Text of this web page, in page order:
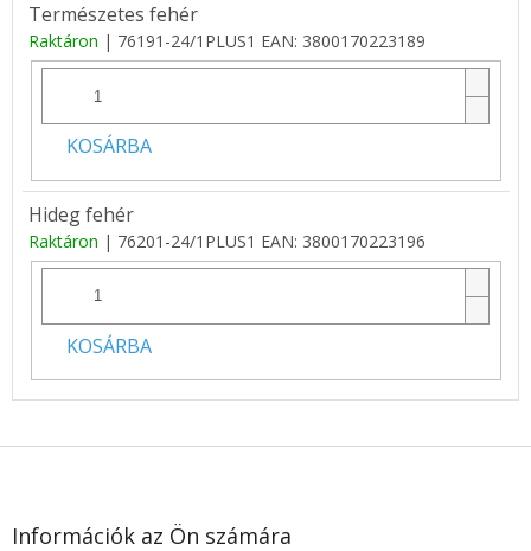
Természetes fehér
Raktáron | 76191-24/1PLUS1 EAN: 3800170223189
KOSÁRBA
Hideg fehér
Raktáron | 76201-24/1PLUS1 EAN: 3800170223196
KOSÁRBA
L
Információk az Ön számára